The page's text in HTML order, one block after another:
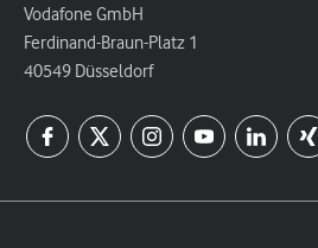
Vodafone GmbH
Ferdinand-Braun-Platz 1
40549 Düsseldorf